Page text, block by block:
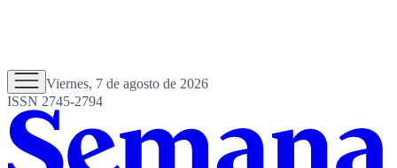
Viernes, 7 de agosto de 2026
ISSN 2745-2794